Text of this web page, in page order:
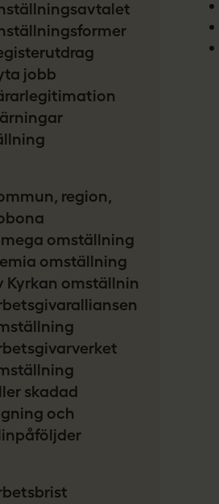
jobb
region,
omställning
omställning
Kyrkan omställning
skadad
och